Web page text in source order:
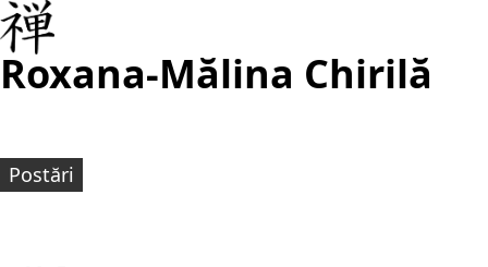
Roxana-Mălina Chirilă
Postări